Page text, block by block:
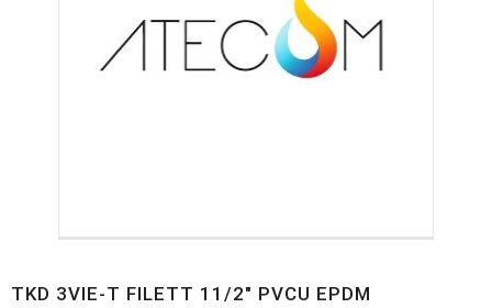
TKD 3VIE-T FILETT 11/2" PVCU EPDM